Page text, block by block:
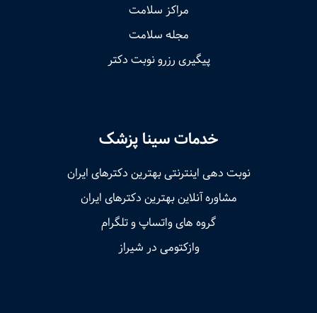
مراکز سلامت
مجله سلامت
پیگیری رزرو نوبت دکتر
خدمات سینا پزشک
نوبت‌ دهی اینترنتی بهترین دکترهای ایران
مشاوره آنلاین بهترین دکترهای ایران
گروه های واتساپ و تلگرام
وازکتومی در شیراز